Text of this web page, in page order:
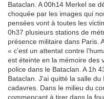
Bataclan. A 00h14 Merkel se
choquée par les images qui
pensées vont à toutes les
0h37 plusieurs stations de
présence militaire dans Paris.
« c’est un attentat contre
est éteinte en la mémoire des
police dans le Bataclan. A 1h
Bataclan. J’ai quitté la salle
cadavres. Dans le milieu du
commençant à tirer dans la